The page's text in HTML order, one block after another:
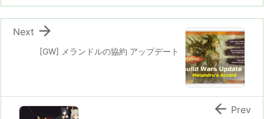
[GW] メランドルの協約 アップデート

Next
 Prev